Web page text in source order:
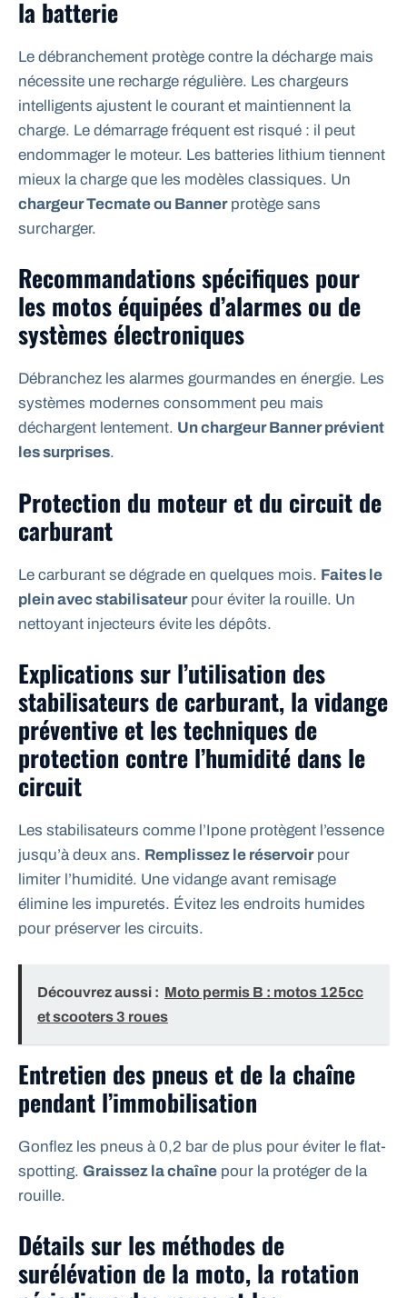
la batterie
Le débranchement protège contre la décharge mais
nécessite une recharge régulière. Les chargeurs
intelligents ajustent le courant et maintiennent la
charge. Le démarrage fréquent est risqué : il peut
endommager le moteur. Les batteries lithium tiennent
mieux la charge que les modèles classiques. Un
chargeur Tecmate ou Bannerprotège sans
surcharger.
Recommandations spécifiques pour
les motos équipées d’alarmes ou de
systèmes électroniques
Débranchez les alarmes gourmandes en énergie. Les
systèmes modernes consomment peu mais
déchargent lentement. Un chargeur Banner prévient
les surprises.
Protection du moteur et du circuit de
carburant
Le carburant se dégrade en quelques mois. Faites le
plein avec stabilisateurpour éviter la rouille. Un
nettoyant injecteurs évite les dépôts.
Explications sur l’utilisation des
stabilisateurs de carburant, la vidange
préventive et les techniques de
protection contre l’humidité dans le
circuit
Les stabilisateurs comme l’Ipone protègent l’essence
jusqu’à deux ans. Remplissez le réservoirpour
limiter l’humidité. Une vidange avant remisage
élimine les impuretés. Évitez les endroits humides
pour préserver les circuits.
Découvrez aussi : Moto permis B : motos 125cc
et scooters 3 roues
Entretien des pneus et de la chaîne
pendant l’immobilisation
Gonflez les pneus à 0,2 bar de plus pour éviter le flat-
spotting. Graissez la chaîne pour la protéger de la
rouille.
Détails sur les méthodes de
surélévation de la moto, la rotation